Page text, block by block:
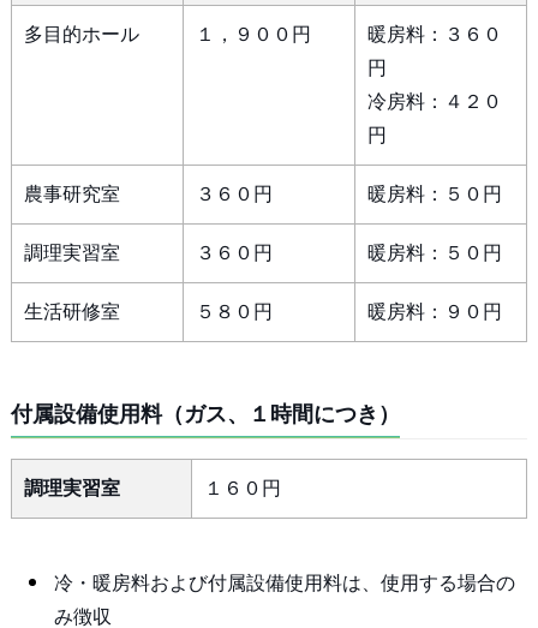
多目的ホール １，９００円
暖房料：３６０
円
冷房料：４２０
円
農事研究室 ３６０円 暖房料：５０円
調理実習室 ３６０円 暖房料：５０円
生活研修室 ５８０円 暖房料：９０円
付属設備使用料（ガス、１時間につき）
調理実習室 １６０円
冷・暖房料および付属設備使用料は、使用する場合の
み徴収